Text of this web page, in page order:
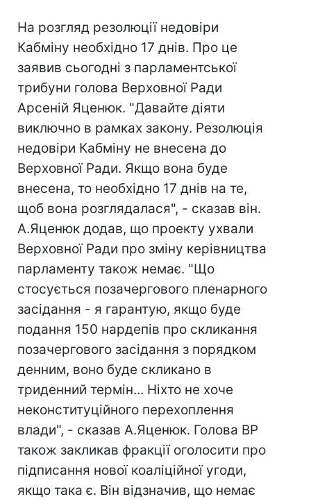
На розгляд резолюції недовіри
Кабміну необхідно 17 днів. Про це
заявив сьогодні з парламентської
трибуни голова Верховної Ради
Арсеній Яценюк. "Давайте діяти
виключно в рамках закону. Резолюція
недовіри Кабміну не внесена до
Верховної Ради. Якщо вона буде
внесена, то необхідно 17 днів на те,
щоб вона розглядалася", - сказав він.
А.Яценюк додав, що проекту ухвали
Верховної Ради про зміну керівництва
парламенту також немає. "Що
стосується позачергового пленарного
засідання - я гарантую, якщо буде
подання 150 нардепів про скликання
позачергового засідання з порядком
денним, воно буде скликано в
триденний термін... Ніхто не хоче
неконституційного перехоплення
влади", - сказав А.Яценюк. Голова ВР
також закликав фракції оголосити про
підписання нової коаліційної угоди,
якщо така є. Він відзначив, що немає